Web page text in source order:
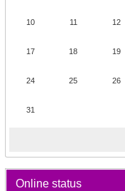
10 11 12
17 18 19
24 25 26
31
Online status